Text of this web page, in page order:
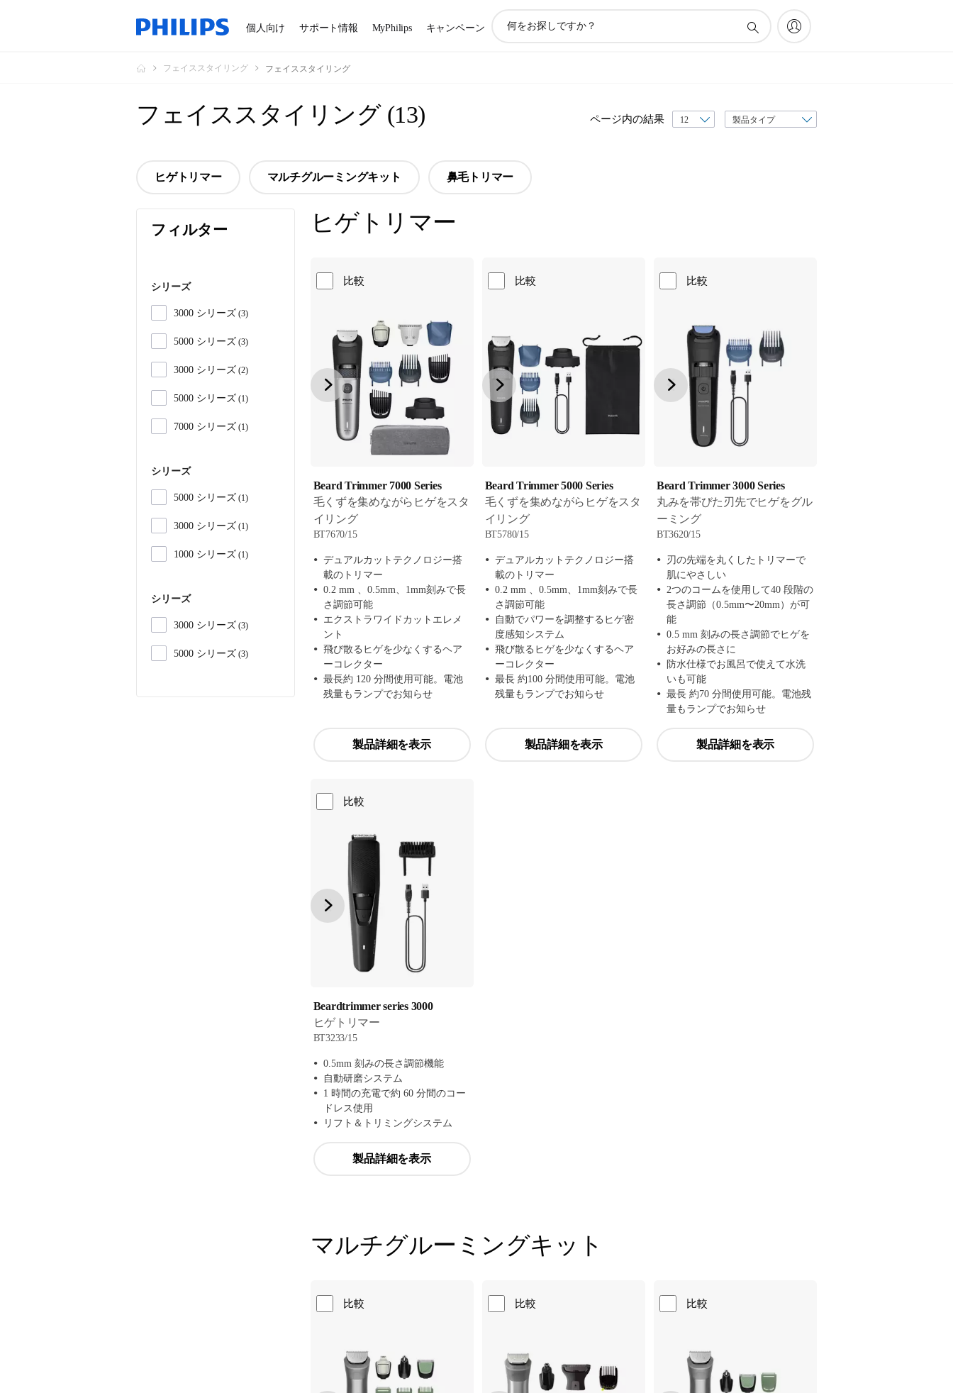
個人向け サポート情報 MyPhilips キャンペーン
フェイススタイリング フェイススタイリング
フェイススタイリング (13) ページ内の結果
ヒゲトリマー マルチグルーミングキット 鼻毛トリマー
フィルター
シリーズ
3000 シリーズ 3
5000 シリーズ 3
3000 シリーズ 2
5000 シリーズ 1
7000 シリーズ 1
シリーズ
5000 シリーズ 1
3000 シリーズ 1
1000 シリーズ 1
シリーズ
3000 シリーズ 3
5000 シリーズ 3
ヒゲトリマー
比較
Beard Trimmer 7000 Series
毛くずを集めながらヒゲをスタ
イリング
BT7670/15
デュアルカットテクノロジー搭
載のトリマー
0.2 mm 、0.5mm、1mm刻みで長
さ調節可能
エクストラワイドカットエレメ
ント
飛び散るヒゲを少なくするヘア
ーコレクター
最長約 120 分間使用可能。電池
残量もランプでお知らせ
製品詳細を表示
比較
Beard Trimmer 5000 Series
毛くずを集めながらヒゲをスタ
イリング
BT5780/15
デュアルカットテクノロジー搭
載のトリマー
0.2 mm 、0.5mm、1mm刻みで長
さ調節可能
自動でパワーを調整するヒゲ密
度感知システム
飛び散るヒゲを少なくするヘア
ーコレクター
最長 約100 分間使用可能。電池
残量もランプでお知らせ
製品詳細を表示
比較
Beard Trimmer 3000 Series
丸みを帯びた刃先でヒゲをグル
ーミング
BT3620/15
刃の先端を丸くしたトリマーで
肌にやさしい
2つのコームを使用して40 段階の
長さ調節（0.5mm〜20mm）が可
能
0.5 mm 刻みの長さ調節でヒゲを
お好みの長さに
防水仕様でお風呂で使えて水洗
いも可能
最長 約70 分間使用可能。電池残
量もランプでお知らせ
製品詳細を表示
比較
Beardtrimmer series 3000
ヒゲトリマー
BT3233/15
0.5mm 刻みの長さ調節機能
自動研磨システム
1 時間の充電で約 60 分間のコー
ドレス使用
リフト＆トリミングシステム
製品詳細を表示
マルチグルーミングキット
比較 比較 比較